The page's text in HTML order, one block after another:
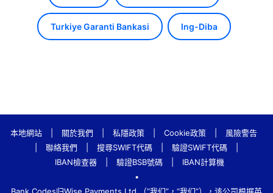
Turkiye Garanti Bankasi Ing-Diba
本地網站 關於我們 私隱政策 Cookie政策
風險警告
聯絡我們 搜尋SWIFT代碼 驗證SWIFT代碼
IBAN檢查器
驗證BSB號碼
IBAN計算機
•